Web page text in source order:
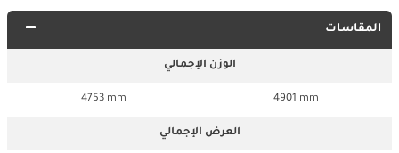
المقاسات
الوزن الإجمالي
4901 mm
4753 mm
العرض الإجمالي